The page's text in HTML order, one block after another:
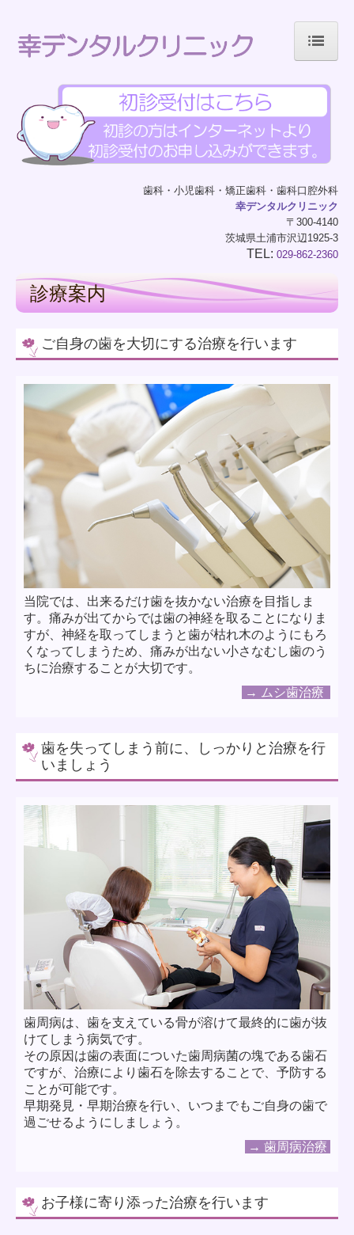
ホーム
ごあいさつ
初めての方へ
歯科・小児歯科・矯正歯科・歯科口腔外科
幸デンタルクリニック
〒300-4140
茨城県土浦市沢辺1925-3
TEL: 029-862-2360
診療案内
ご自身の歯を大切にする治療を行います
当院では、出来るだけ歯を抜かない治療を目指しま
す。痛みが出てからでは歯の神経を取ることになりま
すが、神経を取ってしまうと歯が枯れ木のようにもろ
くなってしまうため、痛みが出ない小さなむし歯のう
ちに治療することが大切です。
→ ムシ歯治療
歯を失ってしまう前に、しっかりと治療を行
いましょう
歯周病は、歯を支えている骨が溶けて最終的に歯が抜
けてしまう病気です。
その原因は歯の表面についた歯周病菌の塊である歯石
ですが、治療により歯石を除去することで、予防する
ことが可能です。
早期発見・早期治療を行い、いつまでもご自身の歯で
過ごせるようにしましょう。
→ 歯周病治療
お子様に寄り添った治療を行います